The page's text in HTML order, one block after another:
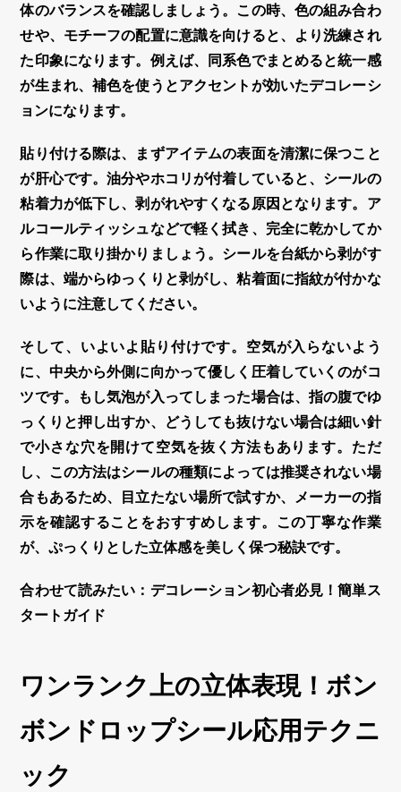
体のバランスを確認しましょう。この時、色の組み合わ
せや、モチーフの配置に意識を向けると、より洗練され
た印象になります。例えば、同系色でまとめると統一感
が生まれ、補色を使うとアクセントが効いたデコレーシ
ョンになります。
貼り付ける際は、まずアイテムの表面を清潔に保つこと
が肝心です。油分やホコリが付着していると、シールの
粘着力が低下し、剥がれやすくなる原因となります。ア
ルコールティッシュなどで軽く拭き、完全に乾かしてか
ら作業に取り掛かりましょう。シールを台紙から剥がす
際は、端からゆっくりと剥がし、粘着面に指紋が付かな
いように注意してください。
そして、いよいよ貼り付けです。空気が入らないよう
に、中央から外側に向かって優しく圧着していくのがコ
ツです。もし気泡が入ってしまった場合は、指の腹でゆ
っくりと押し出すか、どうしても抜けない場合は細い針
で小さな穴を開けて空気を抜く方法もあります。ただ
し、この方法はシールの種類によっては推奨されない場
合もあるため、目立たない場所で試すか、メーカーの指
示を確認することをおすすめします。この丁寧な作業
が、ぷっくりとした立体感を美しく保つ秘訣です。
合わせて読みたい：デコレーション初心者必見！簡単ス
タートガイド
ワンランク上の立体表現！ボン
ボンドロップシール応用テクニ
ック